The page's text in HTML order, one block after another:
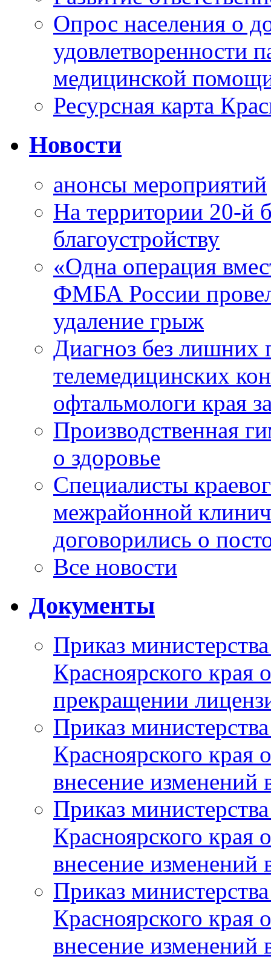
Опрос населения о
удовлетворенности
медицинской
Ресурсная карта
Новости
анонсы мероприятий
На территории 20-й
благоустройству
«Одна операция
ФМБА России
удаление грыж
Диагноз без лишних
телемедицинских
офтальмологи края
Производственная
о здоровье
Специалисты
межрайонной
договорились о
Все новости
Документы
Приказ
Красноярского
прекращении
Приказ
Красноярского
внесение изменений
Приказ
Красноярского
внесение изменений
Приказ
Красноярского
внесение изменений